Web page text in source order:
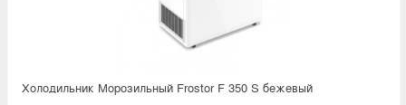
Холодильник Морозильный Frostor F 350 S бежевый